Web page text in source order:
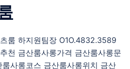
룸 하지원팀장 O1O.4832.3589
천 금산룸사롱가격 금산룸사롱문
사롱코스 금산룸사롱위치 금산